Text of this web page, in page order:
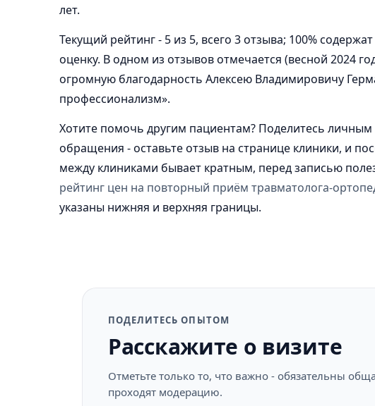
лет.
Текущий рейтинг - 5 из 5, всего 3 отзыва; 100%
оценку. В одном из отзывов отмечается (весной 2024
огромную благодарность Алексею Владимировичу
профессионализм».
Хотите помочь другим пациентам? Поделитесь
обращения - оставьте отзыв на странице клиники, и
между клиниками бывает кратным, перед записью
рейтинг цен на повторный приём травматолога-
указаны нижняя и верхняя границы.
ПОДЕЛИТЕСЬ ОПЫТОМ
Расскажите о визите
Отметьте только то, что важно - обязательны
проходят модерацию.